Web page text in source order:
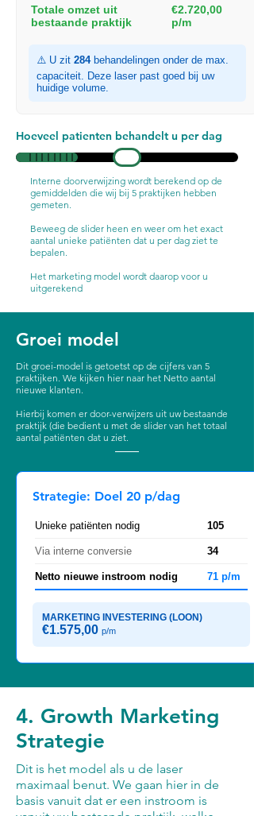
Totale omzet uit
bestaande praktijk
€2.720,00
p/m
⚠️ U zit 284behandelingen onder de max.
capaciteit. Deze laser past goed bij uw
huidige volume.
Hoeveel patienten behandelt u per dag
Interne doorverwijzing wordt berekend op de
gemiddelden die wij bij 5 praktijken hebben
gemeten.
Beweeg de slider heen en weer om het exact
aantal unieke patiënten dat u per dag ziet te
bepalen.
Het marketing model wordt daarop voor u
uitgerekend
Groei model
Dit groei-model is getoetst op de cijfers van 5
praktijken. We kijken hier naar het Netto aantal
nieuwe klanten.
Hierbij komen er door-verwijzers uit uw bestaande
praktijk (die bedient u met de slider van het totaal
aantal patiënten dat u ziet.
Strategie: Doel 20 p/dag
Unieke patiënten nodig 105
Via interne conversie 34
Netto nieuwe instroom nodig 71 p/m
MARKETING INVESTERING (LOON)
€1.575,00 p/m
4. Growth Marketing
Strategie
Dit is het model als u de laser
maximaal benut. We gaan hier in de
basis vanuit dat er een instroom is